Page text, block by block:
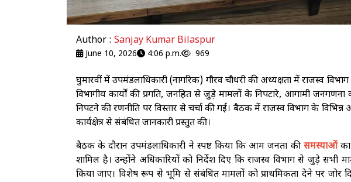
Author : Sanjay Kumar Bilaspur
June 10, 2026 4:06 p.m. 969
घुमारवीं में उपमंडलाधिकारी (नागरिक) गौरव चौधरी की अध्यक्षता में राजस्व
विभागीय कार्यों की प्रगति, जनहित से जुड़े मामलों के निपटारे, आगामी जनगणना
निपटने की रणनीति पर विस्तार से चर्चा की गई। बैठक में राजस्व विभाग के
कार्यक्षेत्र से संबंधित जानकारी प्रस्तुत की।
बैठक के दौरान उपमंडलाधिकारी ने स्पष्ट किया कि आम जनता कीसमस्याओं
शामिल है। उन्होंने अधिकारियों को निर्देश दिए कि राजस्व विभाग से जुड़े सभी
किया जाए। विशेष रूप से भूमि से संबंधित मामलों को प्राथमिकता देने पर जोर